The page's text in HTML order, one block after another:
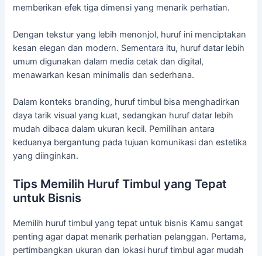
memberikan efek tiga dimensi yang menarik perhatian.
Dengan tekstur yang lebih menonjol, huruf ini menciptakan
kesan elegan dan modern. Sementara itu, huruf datar lebih
umum digunakan dalam media cetak dan digital,
menawarkan kesan minimalis dan sederhana.
Dalam konteks branding, huruf timbul bisa menghadirkan
daya tarik visual yang kuat, sedangkan huruf datar lebih
mudah dibaca dalam ukuran kecil. Pemilihan antara
keduanya bergantung pada tujuan komunikasi dan estetika
yang diinginkan.
Tips Memilih Huruf Timbul yang Tepat
untuk Bisnis
Memilih huruf timbul yang tepat untuk bisnis Kamu sangat
penting agar dapat menarik perhatian pelanggan. Pertama,
pertimbangkan ukuran dan lokasi huruf timbul agar mudah